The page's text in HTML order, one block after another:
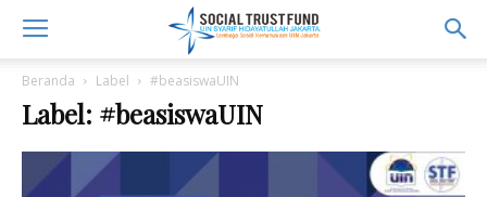
Beranda Label #beasiswaUIN
Label: #beasiswaUIN